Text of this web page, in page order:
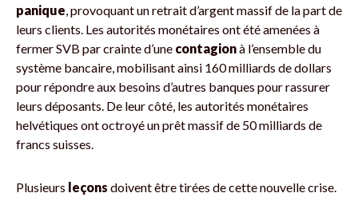
panique , provoquant un retrait d’argent massif de la part de
leurs clients. Les autorités monétaires ont été amenées à
fermer SVB par crainte d’une contagionà l’ensemble du
système bancaire, mobilisant ainsi 160 milliards de dollars
pour répondre aux besoins d’autres banques pour rassurer
leurs déposants. De leur côté, les autorités monétaires
helvétiques ont octroyé un prêt massif de 50 milliards de
francs suisses.
Plusieurs leçons doivent être tirées de cette nouvelle crise.